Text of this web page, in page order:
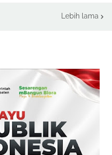
Lebih lama